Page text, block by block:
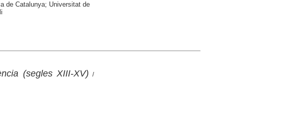
de Catalunya; Universitat de
(segles XIII-XV) /